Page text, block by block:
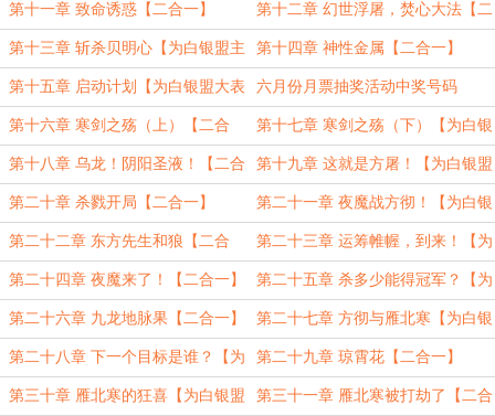
第十一章 致命诱惑【二合一】 第十二章 幻世浮屠，焚心大法【二
合一】
第十三章 斩杀贝明心【为白银盟主
大表哥加更29、30】
第十四章 神性金属【二合一】
第十五章 启动计划【为白银盟大表
哥加更31、32】
六月份月票抽奖活动中奖号码
第十六章 寒剑之殇（上）【二合
一】
第十七章 寒剑之殇（下）【为白银
盟主大表哥加更33、34】
第十八章 乌龙！阴阳圣液！【二合
一！】
第十九章 这就是方屠！【为白银盟
主大表哥加更35、36】
第二十章 杀戮开局【二合一】 第二十一章 夜魔战方彻！【为白银
盟主大表哥加更37、38】
第二十二章 东方先生和狼【二合
一】
第二十三章 运筹帷幄，到来！【为
白银盟主大表哥加更39、40】
第二十四章 夜魔来了！【二合一】 第二十五章 杀多少能得冠军？【为
白银盟主大表哥加更41、42】
第二十六章 九龙地脉果【二合一】 第二十七章 方彻与雁北寒【为白银
盟主大表哥加更43、44】
第二十八章 下一个目标是谁？【为
白银盟主大表哥加更45、46】
第二十九章 琼霄花【二合一】
第三十章 雁北寒的狂喜【为白银盟 第三十一章 雁北寒被打劫了【二合